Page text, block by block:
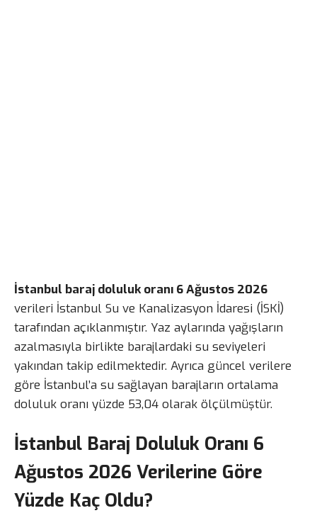
İstanbul baraj doluluk oranı 6 Ağustos 2026
verileri İstanbul Su ve Kanalizasyon İdaresi (İSKİ)
tarafından açıklanmıştır. Yaz aylarında yağışların
azalmasıyla birlikte barajlardaki su seviyeleri
yakından takip edilmektedir. Ayrıca güncel verilere
göre İstanbul’a su sağlayan barajların ortalama
doluluk oranı yüzde 53,04 olarak ölçülmüştür.
İstanbul Baraj Doluluk Oranı 6
Ağustos 2026 Verilerine Göre
Yüzde Kaç Oldu?